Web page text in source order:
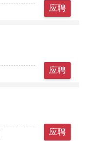
应聘
应聘
应聘